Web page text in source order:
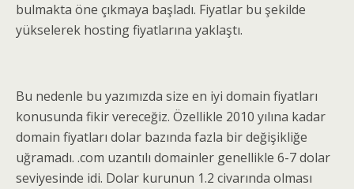
bulmakta öne çıkmaya başladı. Fiyatlar bu şekilde
yükselerek hosting fiyatlarına yaklaştı.
Bu nedenle bu yazımızda size en iyi domain fiyatları
konusunda fikir vereceğiz. Özellikle 2010 yılına kadar
domain fiyatları dolar bazında fazla bir değişikliğe
uğramadı. .com uzantılı domainler genellikle 6-7 dolar
seviyesinde idi. Dolar kurunun 1.2 civarında olması